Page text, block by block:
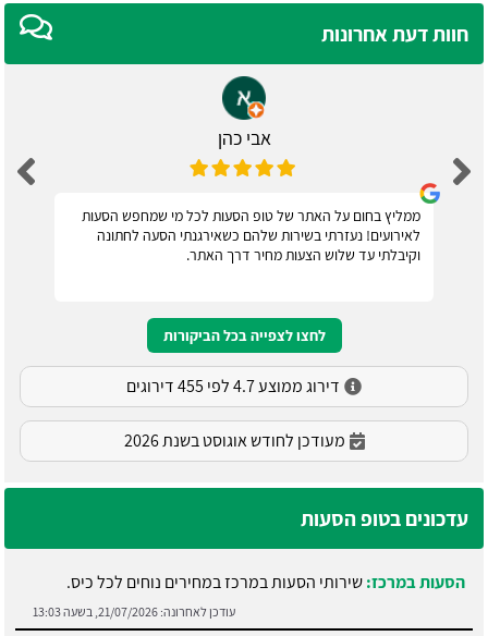
חוות דעת אחרונות
אבי כהן
ממליץ בחום על האתר של טופ הסעות לכל מי שמחפש הסעות
לאירועים! נעזרתי בשירות שלהם כשאירגנתי הסעה לחתונה
וקיבלתי עד שלוש הצעות מחיר דרך האתר.
לחצו לצפייה בכל הביקורות
דירוג ממוצע 4.7 לפי 455 דירוגים
מעודכן לחודש אוגוסט בשנת 2026
עדכונים בטופ הסעות
הסעות במרכז:שירותי הסעות במרכז במחירים נוחים לכל כיס.
עודכן לאחרונה:21/07/2026, בשעה 13:03
הסעות בראשון לציון: בצע השוואת מחירים בין חברות שונות.
עודכן לאחרונה: 21/07/2026, בשעה 13:02